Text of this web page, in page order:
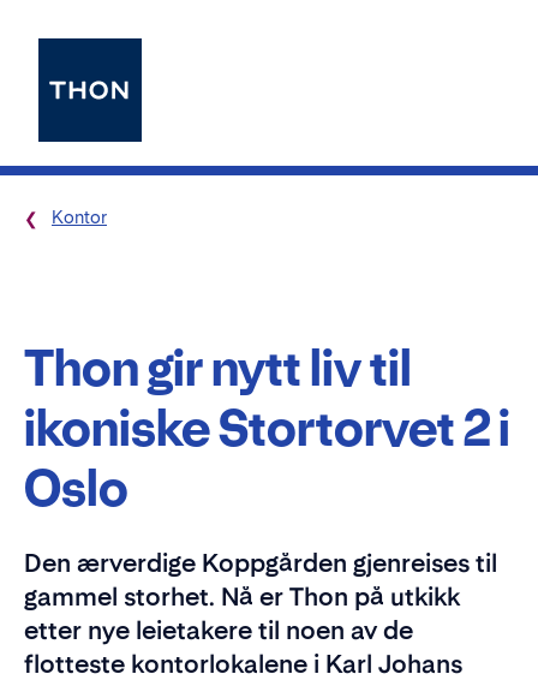
Kontor
Thon gir nytt liv til
ikoniske Stortorvet 2 i
Oslo
Den ærverdige Koppgården gjenreises til
gammel storhet. Nå er Thon på utkikk
etter nye leietakere til noen av de
flotteste kontorlokalene i Karl Johans